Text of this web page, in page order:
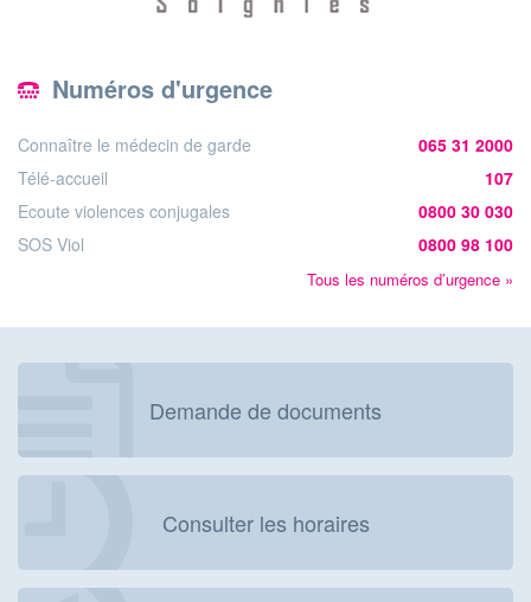
Numéros d'urgence
Connaître le médecin de garde
065 31 2000
Télé-accueil
107
Ecoute violences conjugales
0800 30 030
SOS Viol
0800 98 100
Tous les numéros d’urgence »
Demande de documents
Consulter les horaires